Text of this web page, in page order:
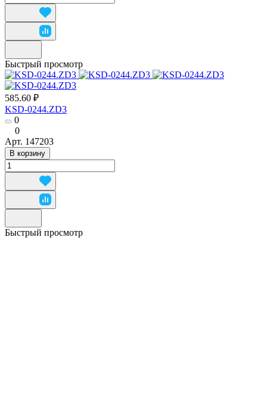
Быстрый просмотр
585.60 ₽
KSD-0244.ZD3
0
0
Арт. 147203
В корзину
Быстрый просмотр